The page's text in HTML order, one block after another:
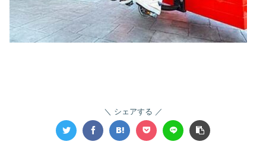
シェアする